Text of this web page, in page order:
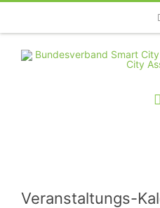
Telefon
Veranstaltungs-